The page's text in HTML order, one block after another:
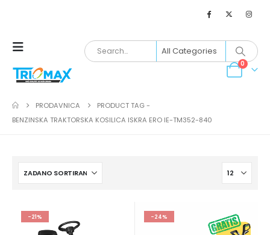
0
PRODAVNICA
PRODUCT TAG -
BENZINSKA TRAKTORSKA KOSILICA ISKRA ERO IE-TM352-840
-21% -24%